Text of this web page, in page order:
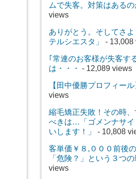
ムで失客。対策はあるの
views
ありがとう。そしてさ
テルシエスタ」
- 13,008
｢常連のお客様が失客す
は・・・ - 12,089 views
【田中優勝プロフィール
views
縮毛矯正失敗！その時
べきは…「ゴメンナサイ
いします！」
- 10,808
客単価￥８,０００前後
「危険？」という３つ
views